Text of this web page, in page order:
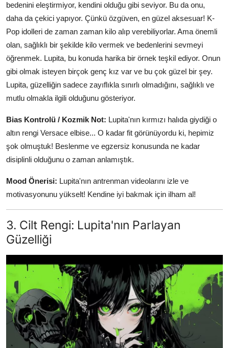
bedenini eleştirmiyor, kendini olduğu gibi seviyor. Bu da onu,
daha da çekici yapıyor. Çünkü özgüven, en güzel aksesuar! K-
Pop idolleri de zaman zaman kilo alıp verebiliyorlar. Ama önemli
olan, sağlıklı bir şekilde kilo vermek ve bedenlerini sevmeyi
öğrenmek. Lupita, bu konuda harika bir örnek teşkil ediyor. Onun
gibi olmak isteyen birçok genç kız var ve bu çok güzel bir şey.
Lupita, güzelliğin sadece zayıflıkla sınırlı olmadığını, sağlıklı ve
mutlu olmakla ilgili olduğunu gösteriyor.
Bias Kontrolü / Kozmik Not: Lupita'nın kırmızı halıda giydiği o
altın rengi Versace elbise... O kadar fit görünüyordu ki, hepimiz
şok olmuştuk! Beslenme ve egzersiz konusunda ne kadar
disiplinli olduğunu o zaman anlamıştık.
Mood Önerisi: Lupita'nın antrenman videolarını izle ve
motivasyonunu yükselt! Kendine iyi bakmak için ilham al!
3. Cilt Rengi: Lupita'nın Parlayan
Güzelliği